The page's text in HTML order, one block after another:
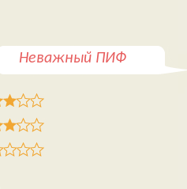
Неважный ПИФ